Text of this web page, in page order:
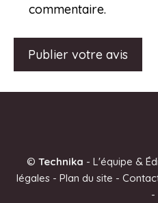
commentaire.
n
© Technika - L'équipe &
légales- Plan du site -
-